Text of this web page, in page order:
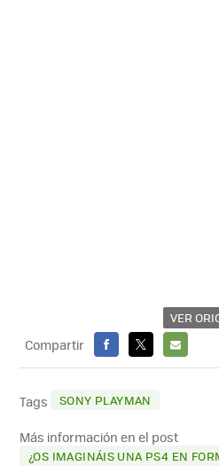
VER
Compartir
FACEBOOK
X
E-
Tags SONY PLAYMAN
Más información en el post
¿OS IMAGINÁIS UNA PS4 EN